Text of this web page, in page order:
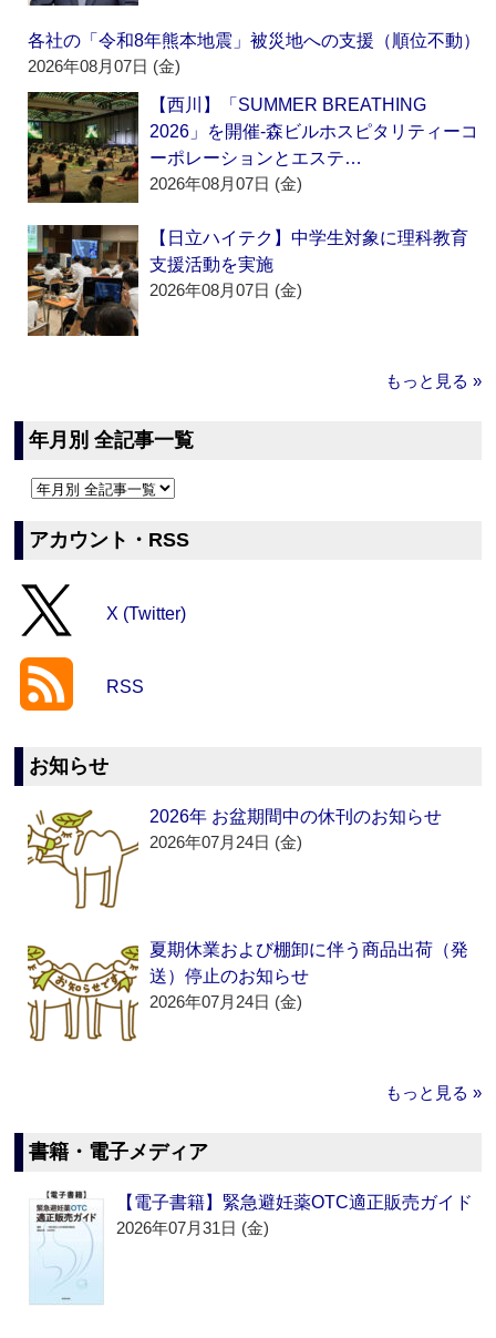
各社の「令和8年熊本地震」被災地への支援（順位不動）
2026年08月07日 (金)
【西川】「SUMMER BREATHING
2026」を開催‐森ビルホスピタリティーコ
ーポレーションとエステ…
2026年08月07日 (金)
【日立ハイテク】中学生対象に理科教育
支援活動を実施
2026年08月07日 (金)
もっと見る »
年月別 全記事一覧
アカウント・RSS
X (Twitter)
RSS
お知らせ
2026年 お盆期間中の休刊のお知らせ
2026年07月24日 (金)
夏期休業および棚卸に伴う商品出荷（発
送）停止のお知らせ
2026年07月24日 (金)
もっと見る »
書籍・電子メディア
【電子書籍】緊急避妊薬OTC適正販売ガイド
2026年07月31日 (金)